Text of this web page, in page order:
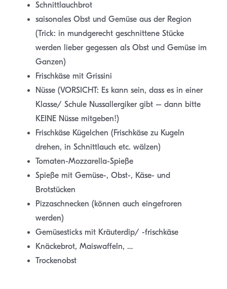
Schnittlauchbrot
saisonales Obst und Gemüse aus der Region
(Trick: in mundgerecht geschnittene Stücke
werden lieber gegessen als Obst und Gemüse im
Ganzen)
Frischkäse mit Grissini
Nüsse (VORSICHT: Es kann sein, dass es in einer
Klasse/ Schule Nussallergiker gibt – dann bitte
KEINE Nüsse mitgeben!)
Frischkäse Kügelchen (Frischkäse zu Kugeln
drehen, in Schnittlauch etc. wälzen)
Tomaten-Mozzarella-Spieße
Spieße mit Gemüse-, Obst-, Käse- und
Brotstücken
Pizzaschnecken (können auch eingefroren
werden)
Gemüsesticks mit Kräuterdip/ -frischkäse
Knäckebrot, Maiswaffeln, …
Trockenobst